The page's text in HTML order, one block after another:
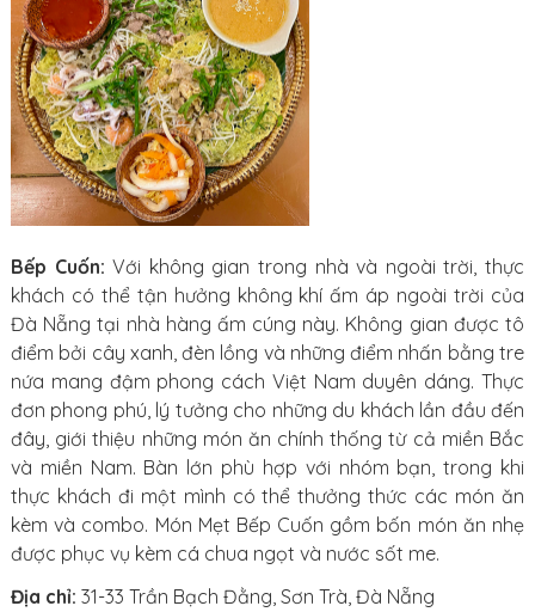
Bếp Cuốn: Với không gian trong nhà và ngoài trời, thực
khách có thể tận hưởng không khí ấm áp ngoài trời của
Đà Nẵng tại nhà hàng ấm cúng này. Không gian được tô
điểm bởi cây xanh, đèn lồng và những điểm nhấn bằng tre
nứa mang đậm phong cách Việt Nam duyên dáng. Thực
đơn phong phú, lý tưởng cho những du khách lần đầu đến
đây, giới thiệu những món ăn chính thống từ cả miền Bắc
và miền Nam. Bàn lớn phù hợp với nhóm bạn, trong khi
thực khách đi một mình có thể thưởng thức các món ăn
kèm và combo. Món Mẹt Bếp Cuốn gồm bốn món ăn nhẹ
được phục vụ kèm cá chua ngọt và nước sốt me.
Địa chỉ: 31-33 Trần Bạch Đằng, Sơn Trà, Đà Nẵng